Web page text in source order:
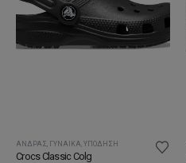
ΆΝΔΡΑΣ ΓΥΝΑΊΚΑ ΥΠΌΔΗΣΗ
Crocs Classic Colg